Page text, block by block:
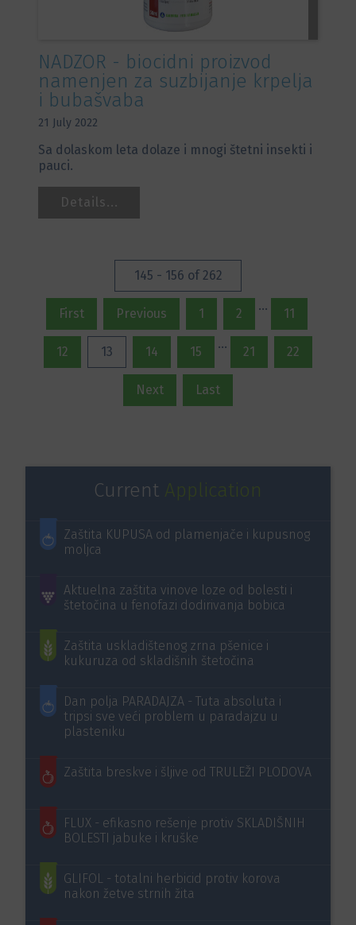
NADZOR - biocidni proizvod
namenjen za suzbijanje krpelja
i bubašvaba
21 July 2022
Sa dolaskom leta dolaze i mnogi štetni insekti i
pauci.
Details...
145 - 156 of 262
First Previous 1 2
...
11
12 13 14 15
...
21 22
Next Last
Current
Zaštita KUPUSA od plamenjače i kupusnog
moljca
Aktuelna zaštita vinove loze od bolesti i
štetočina u fenofazi dodirivanja bobica
Zaštita uskladištenog zrna pšenice i
kukuruza od skladišnih štetočina
Dan polja PARADAJZA - Tuta absoluta i
tripsi sve veći problem u paradajzu u
plasteniku
Zaštita breskve i šljive od TRULEŽI PLODOVA
FLUX - efikasno rešenje protiv SKLADIŠNIH
BOLESTI jabuke i kruške
GLIFOL - totalni herbicid protiv korova
nakon žetve strnih žita